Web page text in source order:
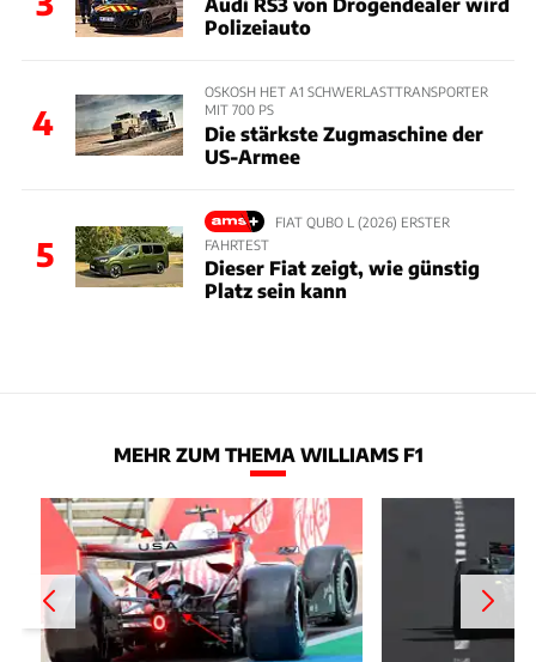
Audi RS3 von Drogendealer wird
Polizeiauto
4
OSKOSH HET A1 SCHWERLASTTRANSPORTER
MIT 700 PS
Die stärkste Zugmaschine der
US-Armee
5
FIAT QUBO L (2026) ERSTER
FAHRTEST
Dieser Fiat zeigt, wie günstig
Platz sein kann
MEHR ZUM THEMA WILLIAMS F1